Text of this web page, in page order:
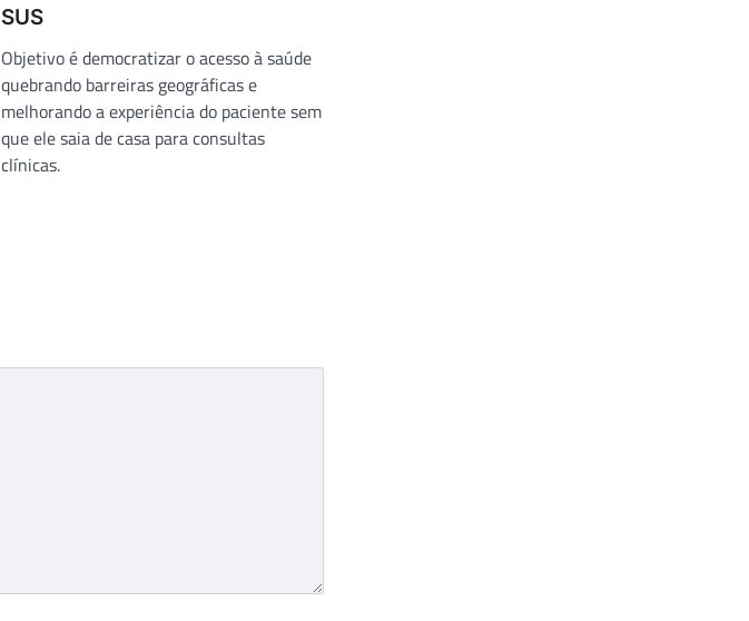
SUS
Objetivo é democratizar o acesso à saúde
quebrando barreiras geográficas e
melhorando a experiência do paciente sem
que ele saia de casa para consultas
clínicas.